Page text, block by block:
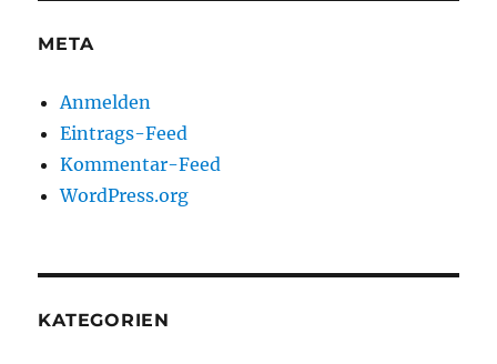
META
Anmelden
Eintrags-Feed
Kommentar-Feed
WordPress.org
KATEGORIEN